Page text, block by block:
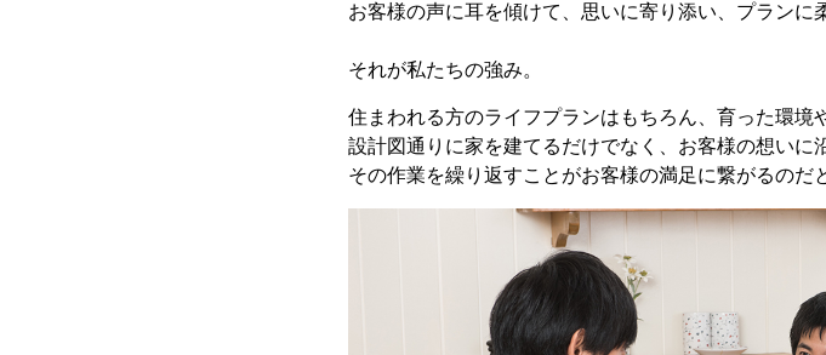
お客様の声に耳を傾けて、思いに寄り添い、プラン
それが私たちの強み。
住まわれる方のライフプランはもちろん、育った環境
設計図通りに家を建てるだけでなく、お客様の想いに
その作業を繰り返すことがお客様の満足に繋がるのだ